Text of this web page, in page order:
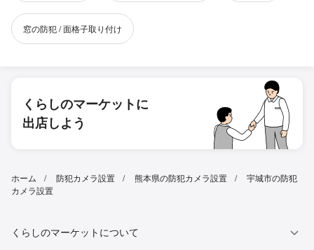
窓の防犯 / 面格子取り付け
くらしのマーケットに
出店しよう
ホーム 防犯カメラ設置 熊本県の防犯カメラ設置
宇城市の防犯
カメラ設置
くらしのマーケットについて